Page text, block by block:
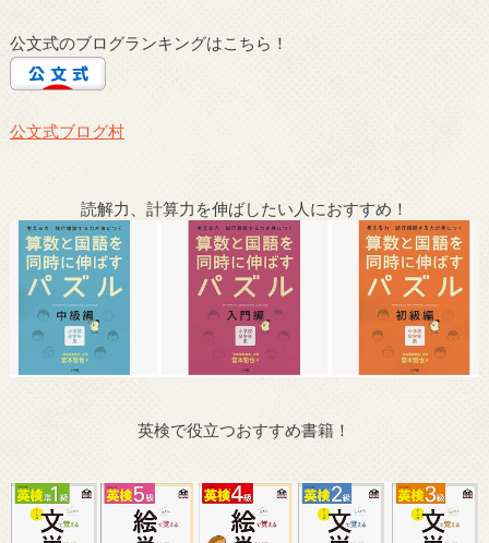
公文式のブログランキングはこちら！
公文式ブログ村
読解力、計算力を伸ばしたい人におすすめ！
英検で役立つおすすめ書籍！